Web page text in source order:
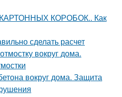
КАРТОННЫХ КОРОБОК.. Как
сделать расчет
вокруг дома.
вокруг дома. Защита